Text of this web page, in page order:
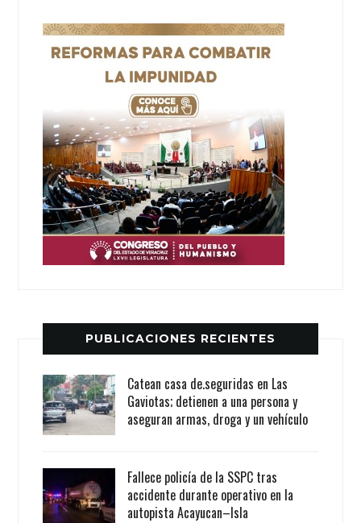
PUBLICACIONES RECIENTES
Catean casa de.seguridas en Las
Gaviotas; detienen a una persona y
aseguran armas, droga y un vehículo
Fallece policía de la SSPC tras
accidente durante operativo en la
autopista Acayucan–Isla